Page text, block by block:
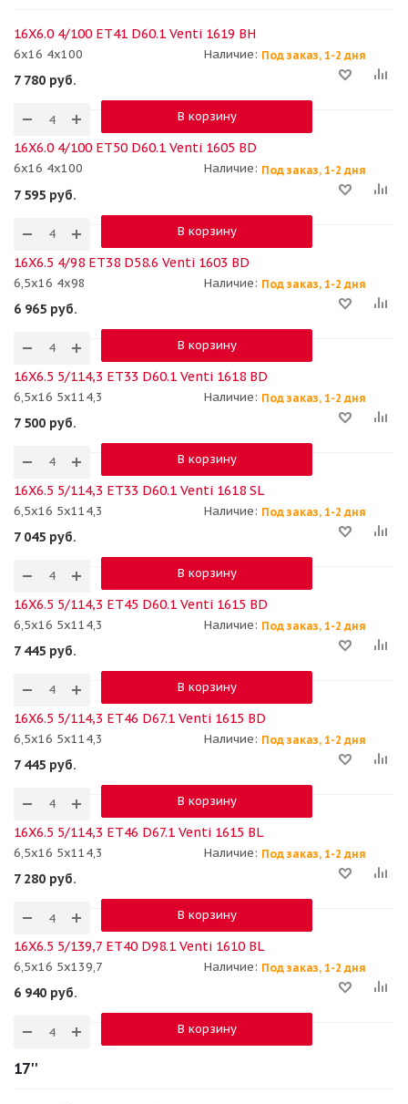
16X6.0 4/100 ET41 D60.1 Venti 1619 BH
6x16 4x100 Наличие: Под заказ, 1-2 дня
7 780 руб.
В корзину
16X6.0 4/100 ET50 D60.1 Venti 1605 BD
6x16 4x100 Наличие: Под заказ, 1-2 дня
7 595 руб.
В корзину
16X6.5 4/98 ET38 D58.6 Venti 1603 BD
6,5x16 4x98 Наличие: Под заказ, 1-2 дня
6 965 руб.
В корзину
16X6.5 5/114,3 ET33 D60.1 Venti 1618 BD
6,5x16 5x114,3 Наличие: Под заказ, 1-2 дня
7 500 руб.
В корзину
16X6.5 5/114,3 ET33 D60.1 Venti 1618 SL
6,5x16 5x114,3 Наличие: Под заказ, 1-2 дня
7 045 руб.
В корзину
16X6.5 5/114,3 ET45 D60.1 Venti 1615 BD
6,5x16 5x114,3 Наличие: Под заказ, 1-2 дня
7 445 руб.
В корзину
16X6.5 5/114,3 ET46 D67.1 Venti 1615 BD
6,5x16 5x114,3 Наличие: Под заказ, 1-2 дня
7 445 руб.
В корзину
16X6.5 5/114,3 ET46 D67.1 Venti 1615 BL
6,5x16 5x114,3 Наличие: Под заказ, 1-2 дня
7 280 руб.
В корзину
16X6.5 5/139,7 ET40 D98.1 Venti 1610 BL
6,5x16 5x139,7 Наличие: Под заказ, 1-2 дня
6 940 руб.
В корзину
17''